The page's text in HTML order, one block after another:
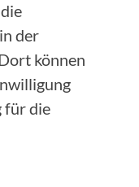
der
können
für die